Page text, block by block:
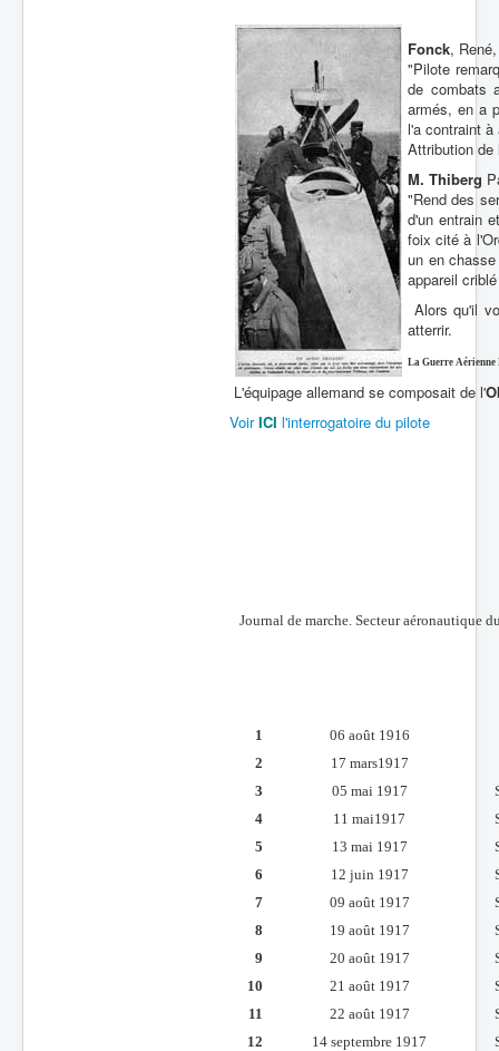
Fonck,
"Pilote
de combats
armés, en a
l'a contraint
Attribution de
M. Thiberg
"Rend des
d'un entrain
foix cité à
un en
appareil
Alors qu'il
atterrir.
La Guerre Aérienne
L'équipage allemand se composait de l'
VoirICI l'interrogatoire du pilote
Journal de marche. Secteur aéronautique
1
06 août 1916
2
17 mars1917
3
05 mai 1917
4
11 mai1917
5
13 mai 1917
6
12 juin 1917
7
09 août 1917
8
19 août 1917
9
20 août 1917
10
21 août 1917
11
22 août 1917
12
14 septembre 1917